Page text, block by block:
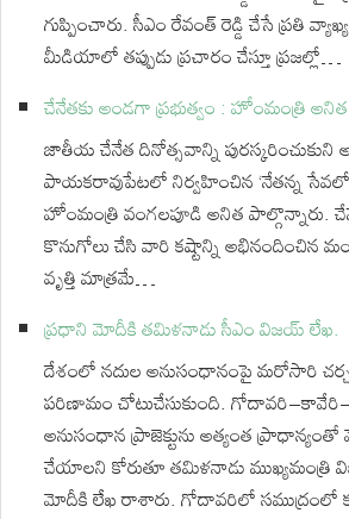
గుప్పించారు. సీఎం రేవంత్ రెడ్డి చేసే ప్రతి
మీడియాలో తప్పుడు ప్రచారం చేస్తూ ప్రజల్లో…
చేనేతకు అండగా ప్రభుత్వం : హోంమంత్రి
జాతీయ చేనేత దినోత్సవాన్ని పురస్కరించుకుని
పాయకరావుపేటలో నిర్వహించిన ‘నేతన్న
హోంమంత్రి వంగలపూడి అనిత పాల్గొన్నారు.
కొనుగోలు చేసి వారి కష్టాన్ని అభినందించిన
వృత్తి మాత్రమే…
ప్రధాని మోదీకి తమిళనాడు సీఎం విజయ్‌ లేఖ.
దేశంలో నదుల అనుసంధానంపై మరోసారి
పరిణామం చోటుచేసుకుంది.
అనుసంధాన ప్రాజెక్టును అత్యంత
చేయాలని కోరుతూ తమిళనాడు ముఖ్యమంత్రి
మోదీకి లేఖ రాశారు. గోదావరిలో సముద్రంలో